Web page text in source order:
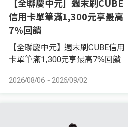
【全聯慶中元】週末刷CUBE
信用卡單筆滿1,300元享最高
7%回饋
【全聯慶中元】週末刷CUBE信用
卡單筆滿1,300元享最高7%回饋
2026/08/06 ~ 2026/09/02